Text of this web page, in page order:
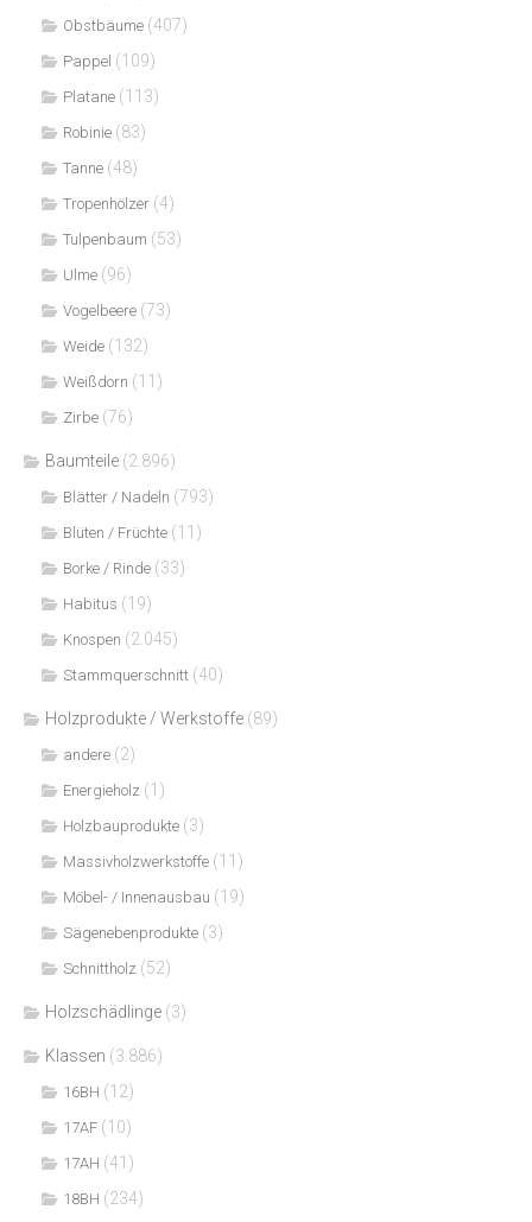
Obstbäume (407)
Pappel (109)
Platane (113)
Robinie (83)
Tanne (48)
Tropenhölzer (4)
Tulpenbaum (53)
Ulme (96)
Vogelbeere (73)
Weide (132)
Weißdorn (11)
Zirbe (76)
Baumteile (2.896)
Blätter / Nadeln (793)
Blüten / Früchte (11)
Borke / Rinde (33)
Habitus (19)
Knospen (2.045)
Stammquerschnitt (40)
Holzprodukte / Werkstoffe (89)
andere (2)
Energieholz (1)
Holzbauprodukte (3)
Massivholzwerkstoffe (11)
Möbel- / Innenausbau (19)
Sägenebenprodukte (3)
Schnittholz (52)
Holzschädlinge (3)
Klassen (3.886)
16BH (12)
17AF (10)
17AH (41)
18BH (234)